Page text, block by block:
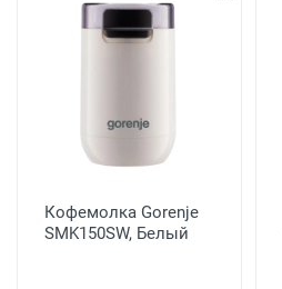
Кофемолка Gorenje
SMK150SW, Белый